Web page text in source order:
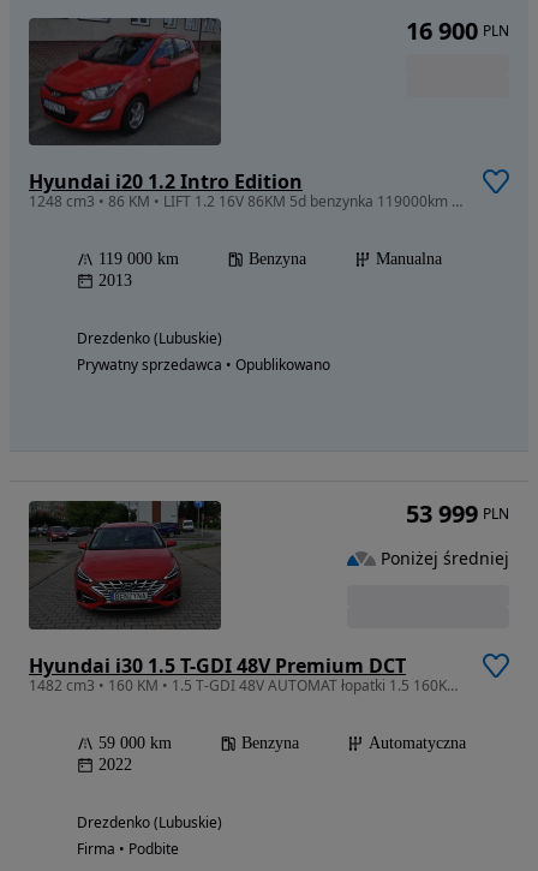
Hyundai i20 1.2 Intro Edition
1248 cm3 • 86 KM • LIFT 1.2 16V 86KM 5d benzynka 119000km klima SERWIS 2x koła
119 000 km Benzyna
Manualna
2013
Drezdenko (Lubuskie)
Prywatny sprzedawca • Opublikowano
16 900 PLN
Hyundai i30 1.5 T-GDI 48V Premium DCT
1482 cm3 • 160 KM • 1.5 T-GDI 48V AUTOMAT łopatki 1.5 160KM NAVI serwis ALU16 kamera
59 000 km Benzyna
Automatyczna
2022
Drezdenko (Lubuskie)
Firma • Podbite
53 999 PLN
Poniżej średniej